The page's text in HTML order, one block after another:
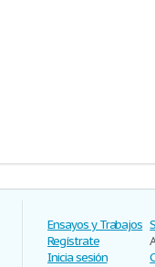
Ensayos y Trabajos
Regístrate
Inicia sesión